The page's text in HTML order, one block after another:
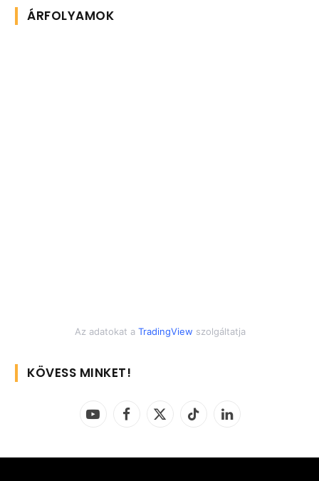
ÁRFOLYAMOK
Az adatokat a TradingView szolgáltatja
KÖVESS MINKET!
YouTubeFacebook
X
TikTok LinkedIn